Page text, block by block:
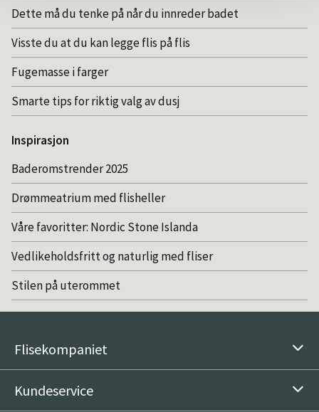
Dette må du tenke på når du innreder badet
Visste du at du kan legge flis på flis
Fugemasse i farger
Smarte tips for riktig valg av dusj
Inspirasjon
Baderomstrender 2025
Drømmeatrium med flisheller
Våre favoritter: Nordic Stone Islanda
Vedlikeholdsfritt og naturlig med fliser
Stilen på uterommet
Flisekompaniet
Kundeservice